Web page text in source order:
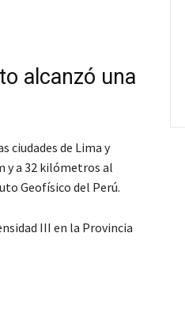
alcanzó una
ciudades de Lima y
y a 32 kilómetros al
Geofísico del Perú.
III en la Provincia